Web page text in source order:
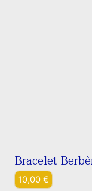
Bracelet
10,00 €